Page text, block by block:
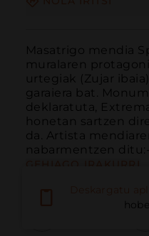
Masatrigo mendia
muralaren
urtegiak (Zujar
garaiera bat.
deklaratuta,
honetan sartzen
da. Artista
nabarmentzen ditu:-